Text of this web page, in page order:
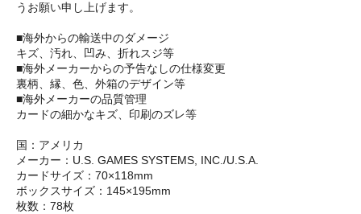
うお願い申し上げます。
■海外からの輸送中のダメージ
キズ、汚れ、凹み、折れスジ等
■海外メーカーからの予告なしの仕様変更
裏柄、縁、色、外箱のデザイン等
■海外メーカーの品質管理
カードの細かなキズ、印刷のズレ等
国：アメリカ
メーカー：U.S. GAMES SYSTEMS, INC./U.S.A.
カードサイズ：70×118mm
ボックスサイズ：145×195mm
枚数：78枚